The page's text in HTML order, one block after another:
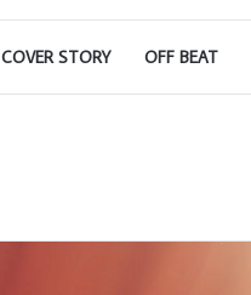
COVER STORY OFF BEAT